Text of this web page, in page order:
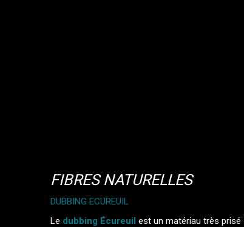
FIBRES NATURELLES
DUBBING ECUREUIL
Le dubbing Écureuil est un matériau très